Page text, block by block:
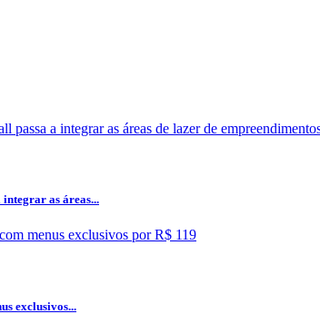
integrar as áreas...
exclusivos...